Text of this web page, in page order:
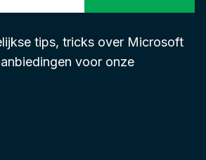
tips, tricks over Microsoft
voor onze